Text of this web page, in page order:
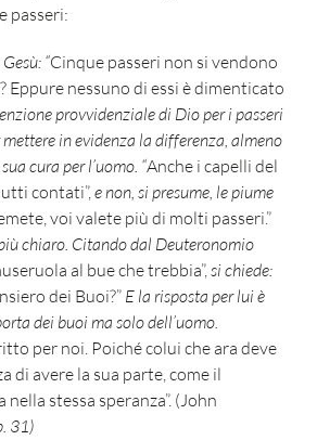
passeri:
“Cinque passeri non si vendono
Eppure nessuno di essi è dimenticato
provvidenziale di Dio per i passeri
in evidenza la differenza, almeno
cura per l’uomo. “Anche i capelli del
contati”,e non, si presume, le piume
voi valete più di molti passeri.”
chiaro. Citando dal Deuteronomio
al bue che trebbia”,si chiede:
dei Buoi?” E la risposta per lui è
dei buoi ma solo dell’uomo.
per noi. Poiché colui che ara deve
di avere la sua parte, come il
stessa speranza”. (John
31)